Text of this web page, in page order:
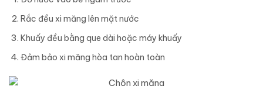
Rắc đều xi măng lên mặt nước
Khuấy đều bằng que dài hoặc máy khuấy
Đảm bảo xi măng hòa tan hoàn toàn